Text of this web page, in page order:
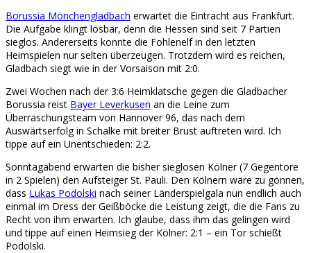
Borussia Mönchengladbach erwartet die Eintracht aus Frankfurt.
Die Aufgabe klingt lösbar, denn die Hessen sind seit 7 Partien
sieglos. Andererseits konnte die Fohlenelf in den letzten
Heimspielen nur selten überzeugen. Trotzdem wird es reichen,
Gladbach siegt wie in der Vorsaison mit 2:0.
Zwei Wochen nach der 3:6 Heimklatsche gegen die Gladbacher
Borussia reist Bayer Leverkusen an die Leine zum
Überraschungsteam von Hannover 96, das nach dem
Auswärtserfolg in Schalke mit breiter Brust auftreten wird. Ich
tippe auf ein Unentschieden: 2:2.
Sonntagabend erwarten die bisher sieglosen Kölner (7 Gegentore
in 2 Spielen) den Aufsteiger St. Pauli. Den Kölnern wäre zu gönnen,
dass Lukas Podolski nach seiner Länderspielgala nun endlich auch
einmal im Dress der Geißböcke die Leistung zeigt, die die Fans zu
Recht von ihm erwarten. Ich glaube, dass ihm das gelingen wird
und tippe auf einen Heimsieg der Kölner: 2:1 – ein Tor schießt
Podolski.